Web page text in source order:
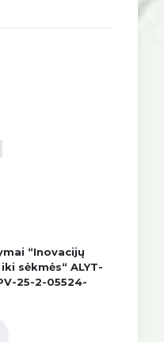
“Inovacijų
sėkmės“ ALYT-
25-2-05524-